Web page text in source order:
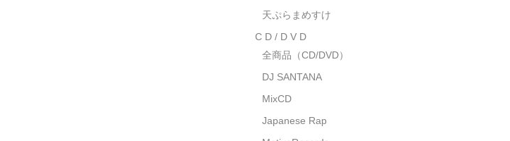
天ぷらまめすけ
C D / D V D
全商品（CD/DVD）
DJ SANTANA
MixCD
Japanese Rap